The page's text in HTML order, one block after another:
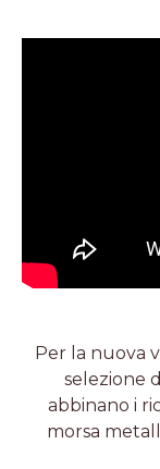
Per la nuova
selezione
abbinano i
morsa